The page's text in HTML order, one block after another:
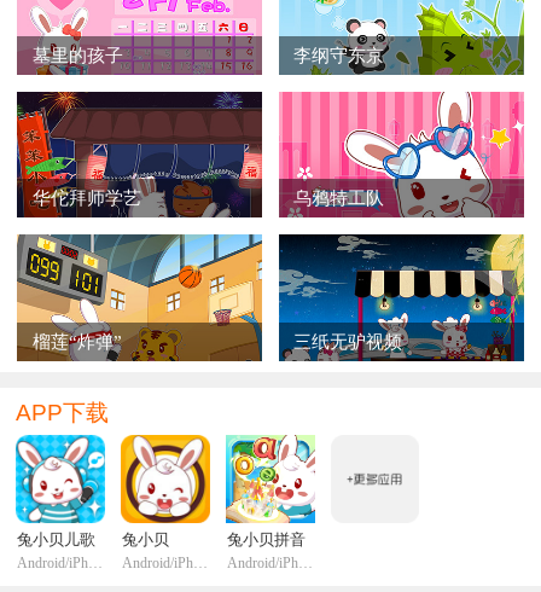
墓里的孩子 李纲守东京
华佗拜师学艺 乌鸦特工队
榴莲“炸弹” 三纸无驴视频
APP下载
兔小贝儿歌
Android/iPhone/iPadi
兔小贝
Android/iPhone/iPadi
兔小贝拼音
Android/iPhone/iPadi